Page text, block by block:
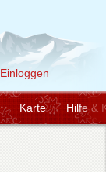
Einloggen
Karte Hilfe &